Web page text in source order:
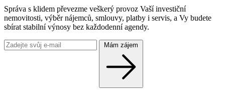
Správa s klidem převezme veškerý provoz Vaší investiční
nemovitosti, výběr nájemců, smlouvy, platby i servis, a Vy budete
sbírat stabilní výnosy bez každodenní agendy.
Mám zájem